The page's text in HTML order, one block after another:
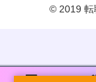
© 2019 転